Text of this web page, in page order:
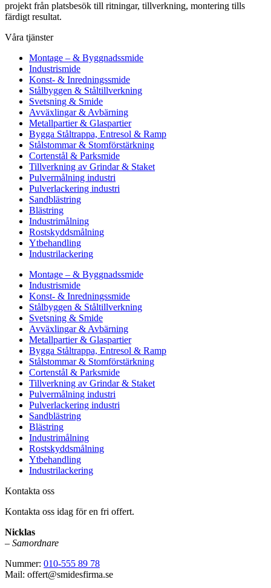
projekt från platsbesök till ritningar, tillverkning, montering tills
färdigt resultat.
Våra tjänster
Montage – & Byggnadssmide
Industrismide
Konst- & Inredningssmide
Stålbyggen & Ståltillverkning
Svetsning & Smide
Avväxlingar & Avbärning
Metallpartier & Glaspartier
Bygga Ståltrappa, Entresol & Ramp
Stålstommar & Stomförstärkning
Cortenstål & Parksmide
Tillverkning av Grindar & Staket
Pulvermålning industri
Pulverlackering industri
Sandblästring
Blästring
Industrimålning
Rostskyddsmålning
Ytbehandling
Industrilackering
Montage – & Byggnadssmide
Industrismide
Konst- & Inredningssmide
Stålbyggen & Ståltillverkning
Svetsning & Smide
Avväxlingar & Avbärning
Metallpartier & Glaspartier
Bygga Ståltrappa, Entresol & Ramp
Stålstommar & Stomförstärkning
Cortenstål & Parksmide
Tillverkning av Grindar & Staket
Pulvermålning industri
Pulverlackering industri
Sandblästring
Blästring
Industrimålning
Rostskyddsmålning
Ytbehandling
Industrilackering
Kontakta oss
Kontakta oss idag för en fri offert.
Nicklas
– Samordnare
Nummer: 010-555 89 78
Mail: offert@smidesfirma.se